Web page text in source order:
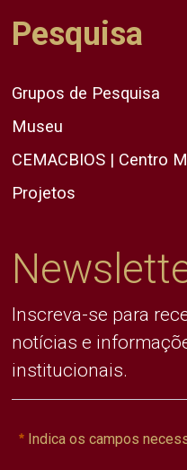
Pesquisa
Grupos de Pesquisa
Museu
CEMACBIOS | Centro
Projetos
Inscreva-se para
notícias e
institucionais.
Indica os campos